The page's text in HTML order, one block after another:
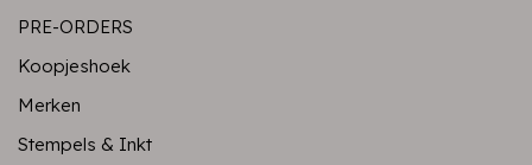
PRE-ORDERS
Koopjeshoek
Merken
Stempels & Inkt